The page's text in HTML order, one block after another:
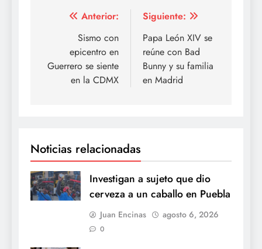
Navegación
entradas
Anterior:
Sismo con
epicentro en
Guerrero se siente
en la CDMX
Siguiente:
Papa León XIV se
reúne con Bad
Bunny y su familia
en Madrid
Noticias relacionadas
Investigan a sujeto que dio
cerveza a un caballo en Puebla
Juan Encinas agosto 6, 2026
0